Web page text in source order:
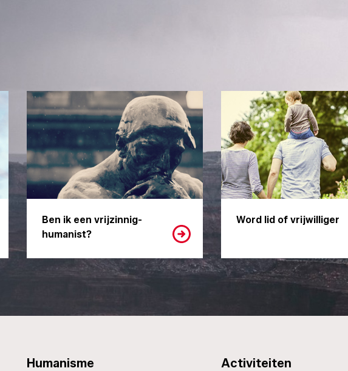
Ben ik een vrijzinnig-
humanist?
Word lid of vrijwilliger
Humanisme Activiteiten